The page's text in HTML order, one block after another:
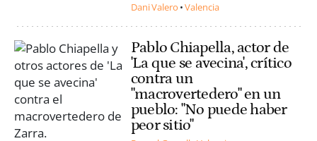
Dani Valero Valencia
Pablo Chiapella, actor de
'La que se avecina', crítico
contra un
"macrovertedero" en un
pueblo: "No puede haber
peor sitio"